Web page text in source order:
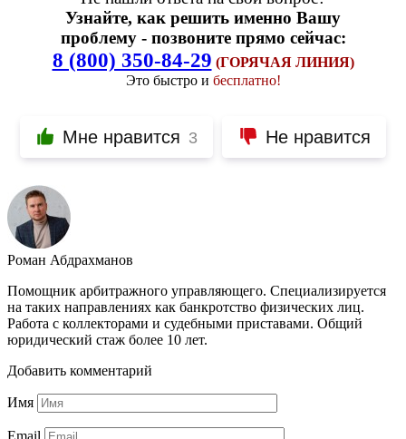
Узнайте, как решить именно Вашу
проблему - позвоните прямо сейчас:
8 (800) 350-84-29 (ГОРЯЧАЯ ЛИНИЯ)
Это быстро и бесплатно!
Мне нравится 3 Не нравится
Роман Абдрахманов
Помощник арбитражного управляющего. Специализируется
на таких направлениях как банкротство физических лиц.
Работа с коллекторами и судебными приставами. Общий
юридический стаж более 10 лет.
Добавить комментарий
Имя
Email